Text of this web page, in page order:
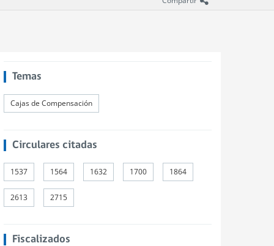
Temas
Cajas de Compensación
Circulares citadas
1537 1564 1632 1700 1864
2613 2715
Fiscalizados